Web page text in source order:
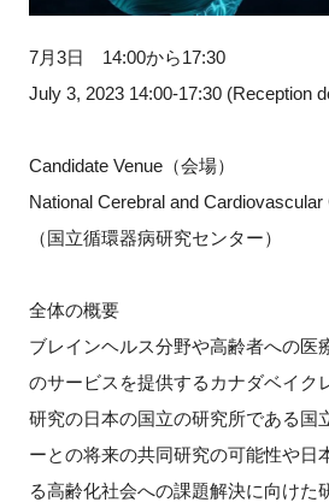
LINK-Jを知る
FAQ
7月3日 14:00から17:30
July 3, 2023 14:00-17:30 (Reception
Candidate Venue（会場）
National Cerebral and Cardiovascular
（国立循環器病研究センター）
全体の概要
ブレインヘルス分野や高齢者への医
のサービスを提供するカナダベイク
研究の日本の国立の研究所である国
ーとの将来の共同研究の可能性や日
る高齢化社会への課題解決に向けた